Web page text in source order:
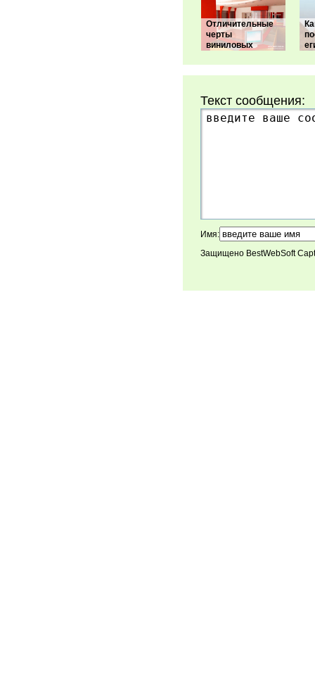
Отличительные
черты
виниловых
Текст сообщения:
Имя:
Защищено BestWebSoft